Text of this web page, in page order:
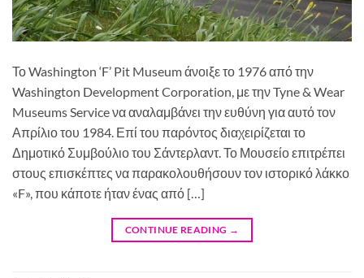
Το Washington ‘F’ Pit Museum άνοιξε το 1976 από την
Washington Development Corporation, με την Tyne & Wear
Museums Service να αναλαμβάνει την ευθύνη για αυτό τον
Απρίλιο του 1984. Επί του παρόντος διαχειρίζεται το
Δημοτικό Συμβούλιο του Σάντερλαντ. Το Μουσείο επιτρέπει
στους επισκέπτες να παρακολουθήσουν τον ιστορικό λάκκο
«F», που κάποτε ήταν ένας από […]
CONTINUE READING →